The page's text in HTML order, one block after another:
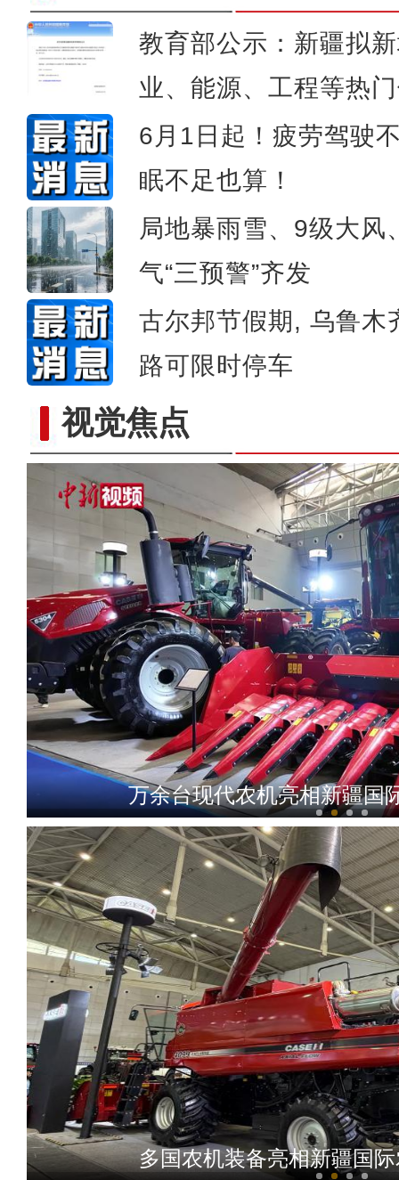
教育部公示：新疆拟
业、能源、工程等热
6月1日起！疲劳驾驶
眠不足也算！
局地暴雨雪、9级大风
气“三预警”齐发
古尔邦节假期, 乌鲁木
路可限时停车
视觉焦点
新疆：六一儿童节来临前 师生为
大美边疆看我家丨新疆塔城：
万余台现代农机亮相新疆国
大美边疆看我家丨新疆库车：独库公
多国农机装备亮相新疆国